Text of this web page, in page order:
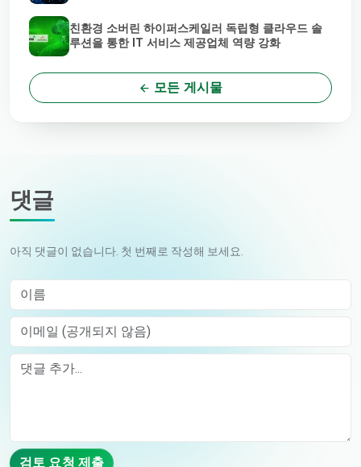
친환경 소버린 하이퍼스케일러 독립형 클라우드 솔
루션을 통한 IT 서비스 제공업체 역량 강화
모든 게시물
댓글
아직 댓글이 없습니다. 첫 번째로 작성해 보세요.
이름
이메일 (공개되지 않음)
Comment
검토 요청 제출